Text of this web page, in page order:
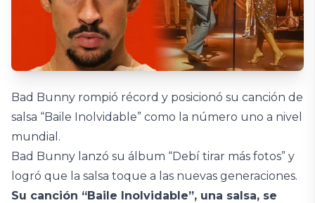
Bad Bunny rompió récord y posicionó su canción de
salsa “Baile Inolvidable” como la número uno a nivel
mundial.
Bad Bunny lanzó su álbum “Debí tirar más fotos” y
logró que la salsa toque a las nuevas generaciones.
Su canción “Baile Inolvidable”, una salsa, se